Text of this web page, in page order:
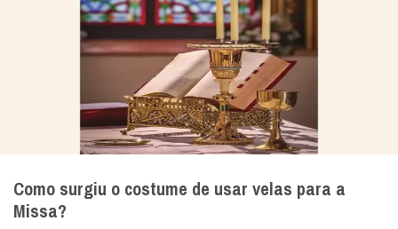
Como surgiu o costume de usar velas para a
Missa?